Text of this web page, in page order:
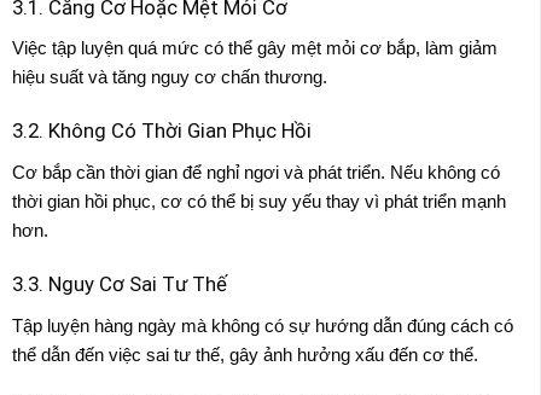
3.1. Căng Cơ Hoặc Mệt Mỏi Cơ
Việc tập luyện quá mức có thể gây mệt mỏi cơ bắp, làm giảm
hiệu suất và tăng nguy cơ chấn thương.
3.2. Không Có Thời Gian Phục Hồi
Cơ bắp cần thời gian để nghỉ ngơi và phát triển. Nếu không có
thời gian hồi phục, cơ có thể bị suy yếu thay vì phát triển mạnh
hơn.
3.3. Nguy Cơ Sai Tư Thế
Tập luyện hàng ngày mà không có sự hướng dẫn đúng cách có
thể dẫn đến việc sai tư thế, gây ảnh hưởng xấu đến cơ thể.